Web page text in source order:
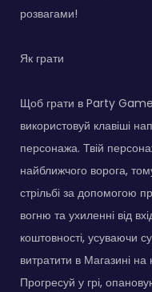
розвагами!
Як грати
Щоб грати в Party
використовуй клавіші
персонажа. Твій
найближчого ворога,
стрільбі за допомогою
вогню та ухиленні від
коштовності, усуваючи
витратити в Магазині
Прогресуй у грі,